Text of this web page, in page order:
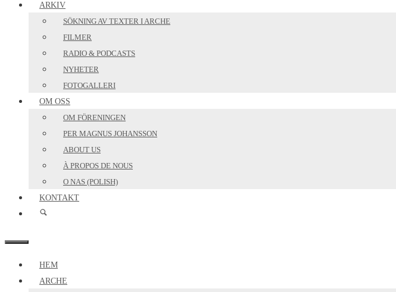
ARKIV
SÖKNING AV TEXTER I ARCHE
FILMER
RADIO & PODCASTS
NYHETER
FOTOGALLERI
OM OSS
OM FÖRENINGEN
PER MAGNUS JOHANSSON
ABOUT US
À PROPOS DE NOUS
O NAS (POLISH)
KONTAKT
MENY
HEM
ARCHE